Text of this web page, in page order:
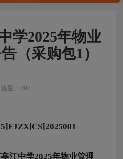
学2025年物业
（采购包1）
量：307
江中学2025年物业管理